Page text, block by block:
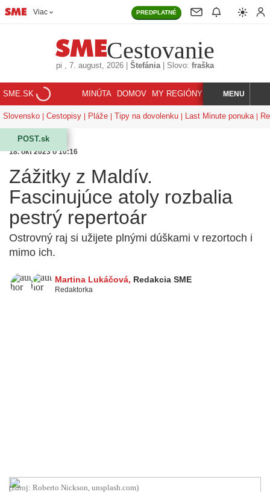
Viac PREDPLATNÉ
Cestovanie
pi , 7. august, 2026 Štefánia| Slovo: fraška
SME.SK MINÚTA DOMOV MY REGIÓNY KORZÁR
HĽADAJMENU
Slovensko Cestopisy Pláže Tipy na dovolenku Last Minute ponuka
POST.sk
18. okt 2023 o 10:16
Zážitky z Maldív.
Fascinujúce atoly rozbalia
pestrý repertoár
Ostrovný raj si užijete plnými dúškami v rezortoch i
mimo ich.
Martina Lukáčová, Redakcia SME
Redaktorka
(zdroj: Roberto Nickson, unsplash.com)